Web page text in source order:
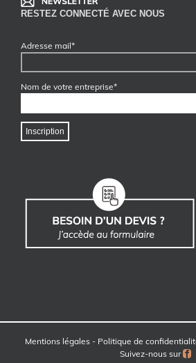
RESTEZ CONNECTÉ AVEC NOUS
Adresse mail*
Nom de votre entreprise*
Mentions légales- Politique de
Suivez-nous sur